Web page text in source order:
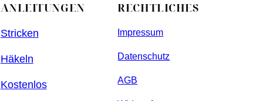
ANLEITUNGEN
Stricken
Häkeln
Kostenlos
RECHTLICHES
Impressum
Datenschutz
AGB